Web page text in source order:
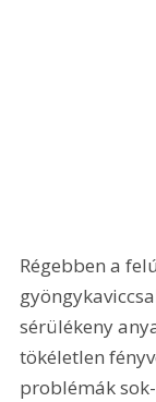
Régebben a
sérülékeny
tökéletlen
problémák